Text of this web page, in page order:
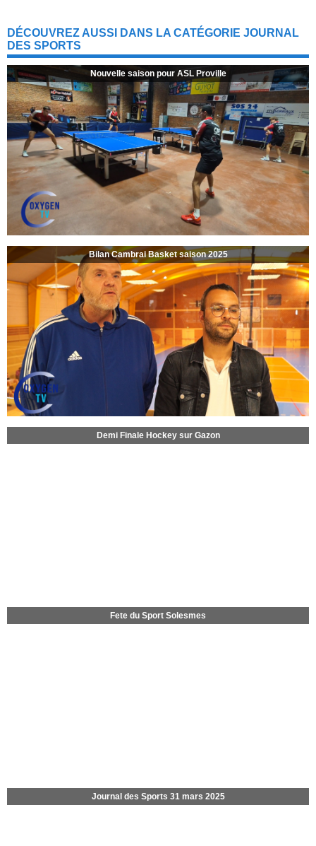
DÉCOUVREZ AUSSI DANS LA CATÉGORIE JOURNAL
DES SPORTS
Nouvelle saison pour ASL Proville
Bilan Cambrai Basket saison 2025
Demi Finale Hockey sur Gazon
Fete du Sport Solesmes
Journal des Sports 31 mars 2025